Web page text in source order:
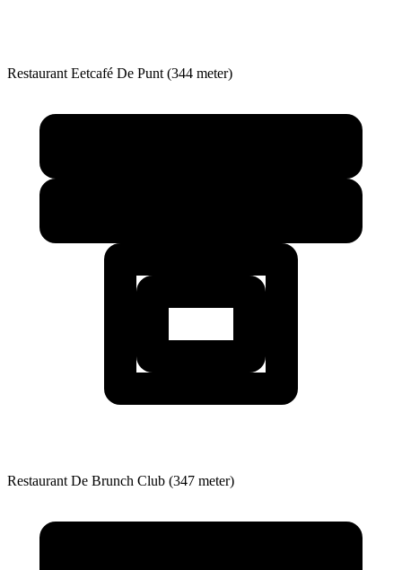
Restaurant Eetcafé De Punt (344 meter)
Restaurant De Brunch Club (347 meter)